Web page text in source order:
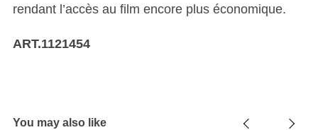
rendant l’accès au film encore plus économique.
ART.1121454
You may also like